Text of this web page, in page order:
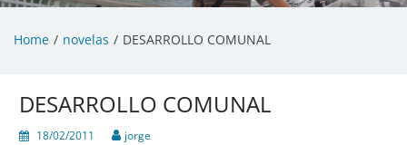
Home novelas DESARROLLO COMUNAL
DESARROLLO COMUNAL
18/02/2011 jorge